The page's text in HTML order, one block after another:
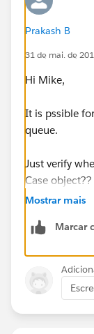
Prakash B
31 de mai. de
Hi Mike,
It is pssible
queue.
Just verify
Case object??
Mostrar mais
Marcar